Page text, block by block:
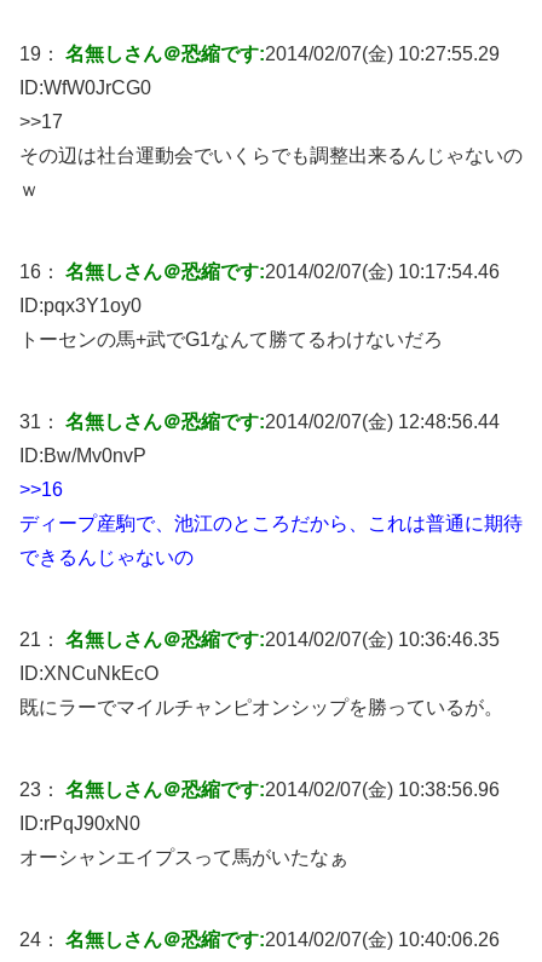
19： 名無しさん＠恐縮です:2014/02/07(金) 10:27:55.29
ID:WfW0JrCG0
>>17
その辺は社台運動会でいくらでも調整出来るんじゃないの
ｗ
16： 名無しさん＠恐縮です:2014/02/07(金) 10:17:54.46
ID:pqx3Y1oy0
トーセンの馬+武でG1なんて勝てるわけないだろ
31： 名無しさん＠恐縮です:2014/02/07(金) 12:48:56.44
ID:Bw/Mv0nvP
>>16
ディープ産駒で、池江のところだから、これは普通に期待
できるんじゃないの
21： 名無しさん＠恐縮です:2014/02/07(金) 10:36:46.35
ID:XNCuNkEcO
既にラーでマイルチャンピオンシップを勝っているが。
23： 名無しさん＠恐縮です:2014/02/07(金) 10:38:56.96
ID:rPqJ90xN0
オーシャンエイプスって馬がいたなぁ
24： 名無しさん＠恐縮です:2014/02/07(金) 10:40:06.26